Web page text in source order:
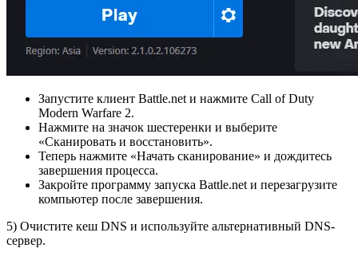
Запустите клиент Battle.net и нажмите Call of Duty
Modern Warfare 2.
Нажмите на значок шестеренки и выберите
«Сканировать и восстановить».
Теперь нажмите «Начать сканирование» и дождитесь
завершения процесса.
Закройте программу запуска Battle.net и перезагрузите
компьютер после завершения.
5) Очистите кеш DNS и используйте альтернативный DNS-
сервер.